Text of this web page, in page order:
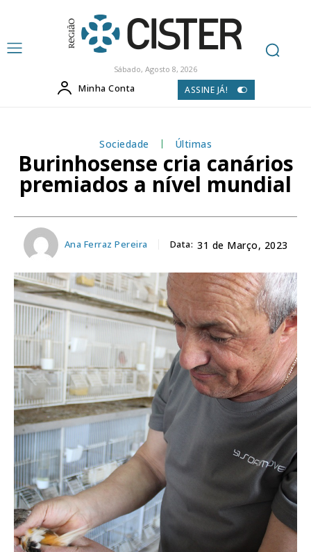
Sábado, Agosto 8, 2026
Minha Conta ASSINE JÁ!
Sociedade Últimas
Burinhosense cria canários
premiados a nível mundial
Ana Ferraz Pereira Data: 31 de Março, 2023